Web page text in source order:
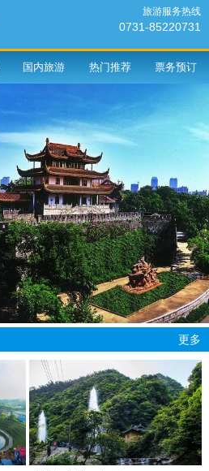
旅游服务热线
0731-85220731
国内旅游 热门推荐 票务预订
更多